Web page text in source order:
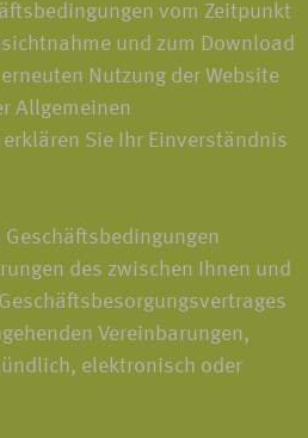
vom Zeitpunkt
und zum Download
Nutzung der Website
Allgemeinen
Sie Ihr Einverständnis
des zwischen Ihnen und
Vereinbarungen,
elektronisch oder